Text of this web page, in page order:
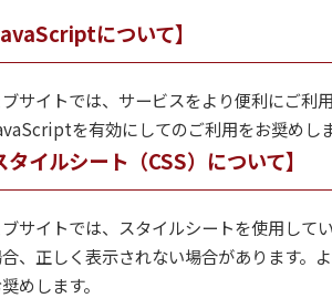
について】
サイトでは、サービスをより便利にご利
を有効にしてのご利用をお奨めしま
タイルシート（CSS）について】
サイトでは、スタイルシートを使用して
、正しく表示されない場合があります。
めします。